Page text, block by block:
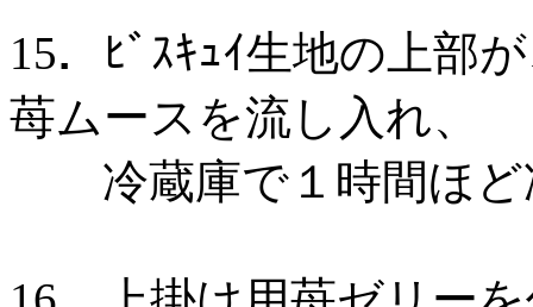
15．ﾋﾞｽｷｭｲ生地の上部
苺ムースを流し入れ、
冷蔵庫で１時間ほど